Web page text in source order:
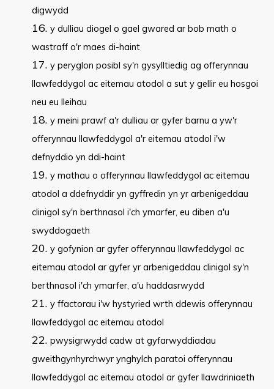
digwydd
y dulliau diogel o gael gwared ar bob math o
wastraff o'r maes di-haint
y peryglon posibl sy'n gysylltiedig ag offerynnau
llawfeddygol ac eitemau atodol a sut y gellir eu hosgoi
neu eu lleihau
y meini prawf a'r dulliau ar gyfer barnu a yw'r
offerynnau llawfeddygol a'r eitemau atodol i'w
defnyddio yn ddi-haint
y mathau o offerynnau llawfeddygol ac eitemau
atodol a ddefnyddir yn gyffredin yn yr arbenigeddau
clinigol sy'n berthnasol i'ch ymarfer, eu diben a'u
swyddogaeth
y gofynion ar gyfer offerynnau llawfeddygol ac
eitemau atodol ar gyfer yr arbenigeddau clinigol sy'n
berthnasol i'ch ymarfer, a'u haddasrwydd
y ffactorau i'w hystyried wrth ddewis offerynnau
llawfeddygol ac eitemau atodol
pwysigrwydd cadw at gyfarwyddiadau
gweithgynhyrchwyr ynghylch paratoi offerynnau
llawfeddygol ac eitemau atodol ar gyfer llawdriniaeth